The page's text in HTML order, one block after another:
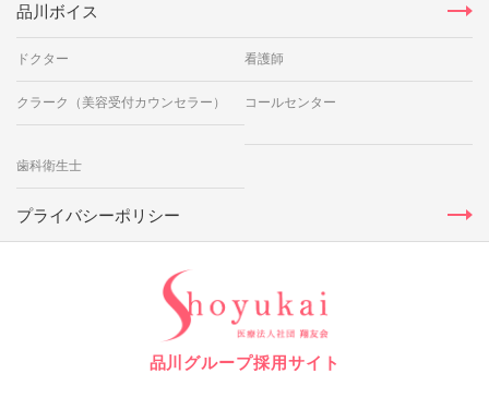
品川ボイス
ドクター 看護師
クラーク（美容受付カウンセラー） コールセンター
歯科衛生士
プライバシーポリシー
品川グループ採用サイト